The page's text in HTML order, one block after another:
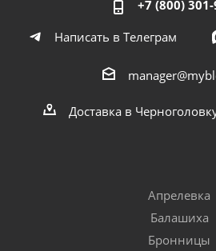
+7 (800)
Написать в Телеграм
Доставка в
Апрелевка
Балашиха
Бронницы